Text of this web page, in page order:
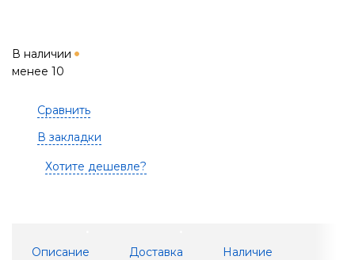
В наличии
менее 10
Сравнить
В закладки
Хотите дешевле?
Описание Доставка Наличие